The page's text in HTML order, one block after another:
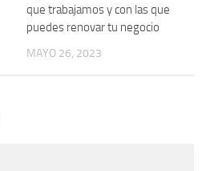
que trabajamos y con las que
puedes renovar tu negocio
MAYO 26, 2023